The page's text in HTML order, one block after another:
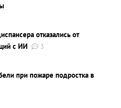
отказались от
с ИИ
3
при пожаре подростка в